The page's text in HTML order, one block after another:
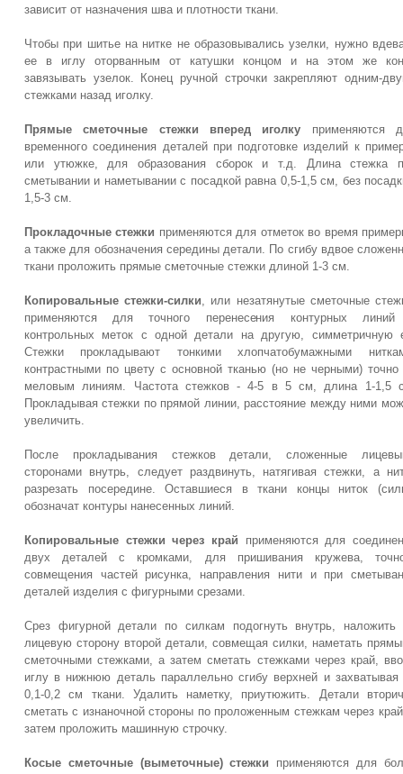
зависит от назначения шва и плотности ткани.
Чтобы при шитье на нитке не образовывались узелки, нужно
ее в иглу оторванным от катушки концом и на этом же
завязывать узелок. Конец ручной строчки закрепляют одним-
стежками назад иголку.
Прямые сметочные стежки вперед иголку применяются
временного соединения деталей при подготовке изделий к
или утюжке, для образования сборок и т.д. Длина стежка
сметывании и наметывании с посадкой равна 0,5-1,5 см, без
1,5-3 см.
Прокладочные стежки применяются для отметок во время
а также для обозначения середины детали. По сгибу вдвое
ткани проложить прямые сметочные стежки длиной 1-3 см.
Копировальные стежки-силки, или незатянутые сметочные
применяются для точного перенесения контурных
контрольных меток с одной детали на другую, симметричную
Стежки прокладывают тонкими хлопчатобумажными
контрастными по цвету с основной тканью (но не черными) точно
меловым линиям. Частота стежков - 4-5 в 5 см, длина 1-1,5
Прокладывая стежки по прямой линии, расстояние между ними
увеличить.
После прокладывания стежков детали, сложенные
сторонами внутрь, следует раздвинуть, натягивая стежки, а
разрезать посередине. Оставшиеся в ткани концы ниток
обозначат контуры нанесенных линий.
Копировальные стежки через край применяются для
двух деталей с кромками, для пришивания кружева,
совмещения частей рисунка, направления нити и при
деталей изделия с фигурными срезами.
Срез фигурной детали по силкам подогнуть внутрь, наложить
лицевую сторону второй детали, совмещая силки, наметать
сметочными стежками, а затем сметать стежками через край,
иглу в нижнюю деталь параллельно сгибу верхней и захватывая
0,1-0,2 см ткани. Удалить наметку, приутюжить. Детали
сметать с изнаночной стороны по проложенным стежкам через
затем проложить машинную строчку.
Косые сметочные (выметочные) стежки применяются для